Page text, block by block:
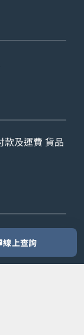
款及運費 貨品
6541辦公室
或索取公司／
線上查詢